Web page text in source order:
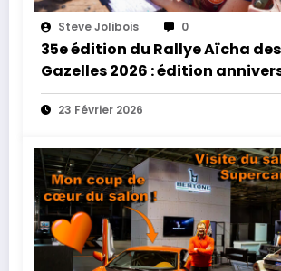
Steve Jolibois 0
35e édition du Rallye Aïcha des
Gazelles 2026 : édition
23 Février 2026